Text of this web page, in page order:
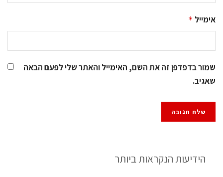
אימייל *
שמור בדפדפן זה את השם, האימייל והאתר שלי לפעם הבאה
שאגיב.
הידיעות הנקראות ביותר